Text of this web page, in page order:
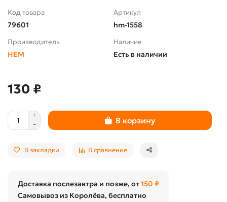
Код товара
79601
Артикул
hm-1558
Производитель
HEM
Наличие
Есть в наличии
130 ₽
В корзину
В закладки В сравнение
Доставка послезавтра и позже, от150 ₽
Самовывоз из Королёва, бесплатно